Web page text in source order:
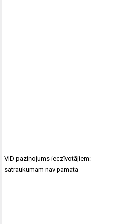
VID paziņojums iedzīvotājiem:
satraukumam nav pamata